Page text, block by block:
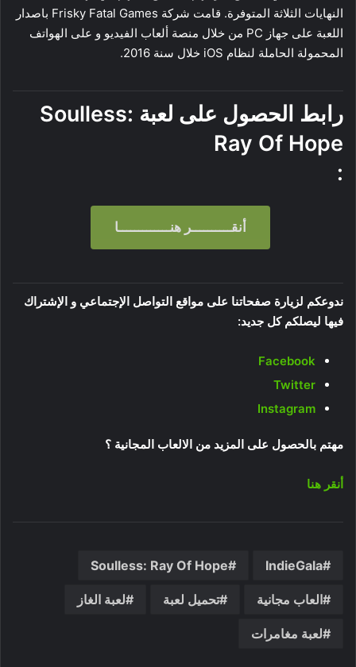
النهايات الثلاثة المتوفرة. قامت شركة Frisky Fatal Games باصدار
اللعبة على جهاز PC من خلال منصة ألعاب الفيديو و على الهواتف
المحمولة الحاملة لنظام iOS خلال سنة 2016.
رابط الحصول على لعبة Soulless:
Ray Of Hope
:
أنقــــــــــر هنـــــــــــــا
ندوعكم لزيارة صفحاتنا على مواقع التواصل الإجتماعي و الإشتراك
فيها ليصلكم كل جديد:
Facebook
Twitter
Instagram
مهتم بالحصول على المزيد من الالعاب المجانية ؟
أنقر هنا
IndieGala
Soulless: Ray Of Hope
العاب مجانية تحميل لعبة لعبة الغاز
لعبة مغامرات